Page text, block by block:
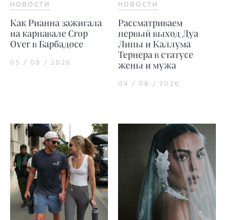
НОВОСТИ
Как Рианна зажигала
на карнавале Crop
Over в Барбадосе
05 / 08 / 2026
НОВОСТИ
Рассматриваем
первый выход Дуа
Липы и Каллума
Тернера в статусе
жены и мужа
04 / 08 / 2026